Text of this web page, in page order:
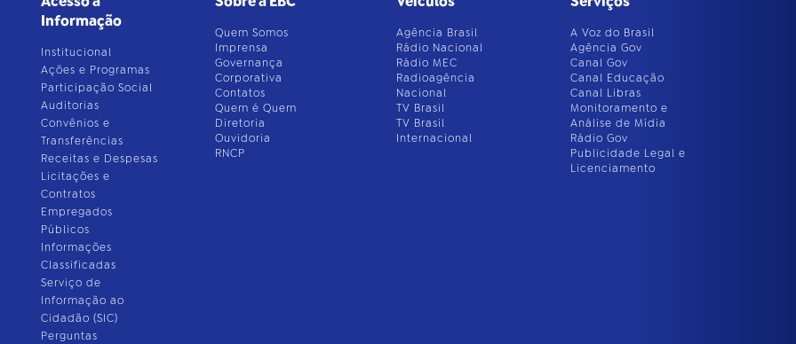
Informação
Institucional
Ações e Programas
Participação Social
Auditorias
Convênios e
Transferências
Receitas e Despesas
Licitações e
Contratos
Empregados
Públicos
Informações
Classificadas
Serviço de
Informação ao
Cidadão (SIC)
Perguntas
Quem Somos
Imprensa
Governança
Corporativa
Contatos
Quem é Quem
Diretoria
Ouvidoria
RNCP
Agência Brasil
Rádio Nacional
Rádio MEC
Radioagência
Nacional
TV Brasil
TV Brasil
Internacional
A Voz do Brasil
Agência Gov
Canal Gov
Canal Educação
Canal Libras
Monitoramento e
Análise de Mídia
Rádio Gov
Publicidade Legal e
Licenciamento